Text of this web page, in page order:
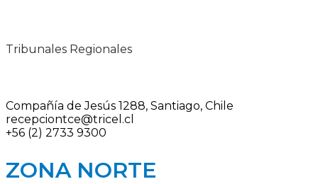
Tribunales Regionales
Compañía de Jesús 1288, Santiago, Chile
recepciontce@tricel.cl
+56 (2) 2733 9300
ZONA NORTE